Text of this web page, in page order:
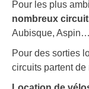
Pour les plus
nombreux
Aubisque,
Pour des sorties
circuits partent de